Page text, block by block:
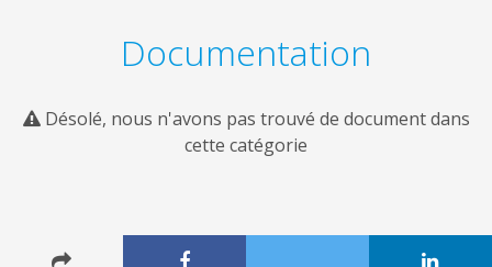
Documentation
Désolé, nous n'avons pas trouvé de document dans
cette catégorie